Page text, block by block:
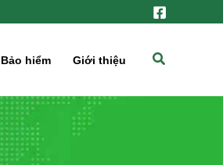
Bảo hiểm Giới thiệu
Tìm